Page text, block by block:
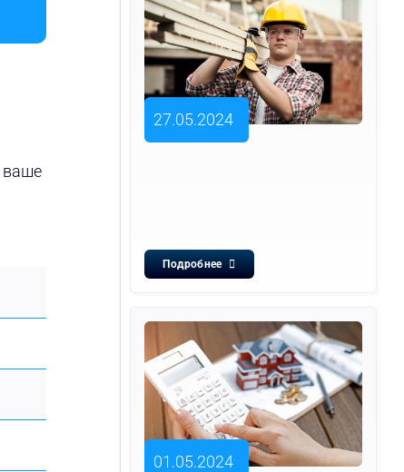
ваше
27.05.2024
Подробнее
01.05.2024